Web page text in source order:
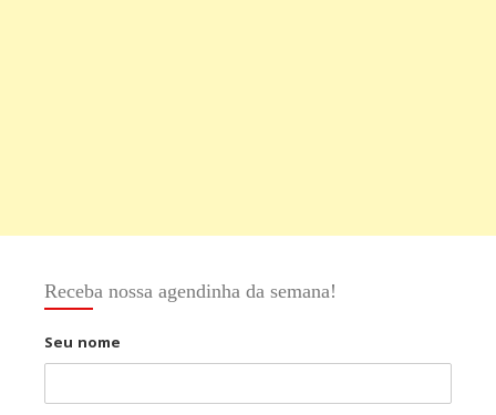
Receba nossa agendinha da semana!
Seu nome